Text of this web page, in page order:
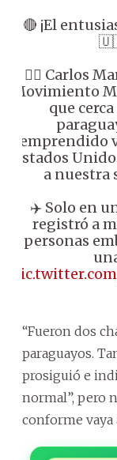
🔴 ¡El
👉🏼 Carlos
Movimiento
que
emprendido
Estados
a nuestra
✈️ Solo en
registró a
personas
“Fueron dos
paraguayos.
prosiguió e
normal”, pero
conforme vaya